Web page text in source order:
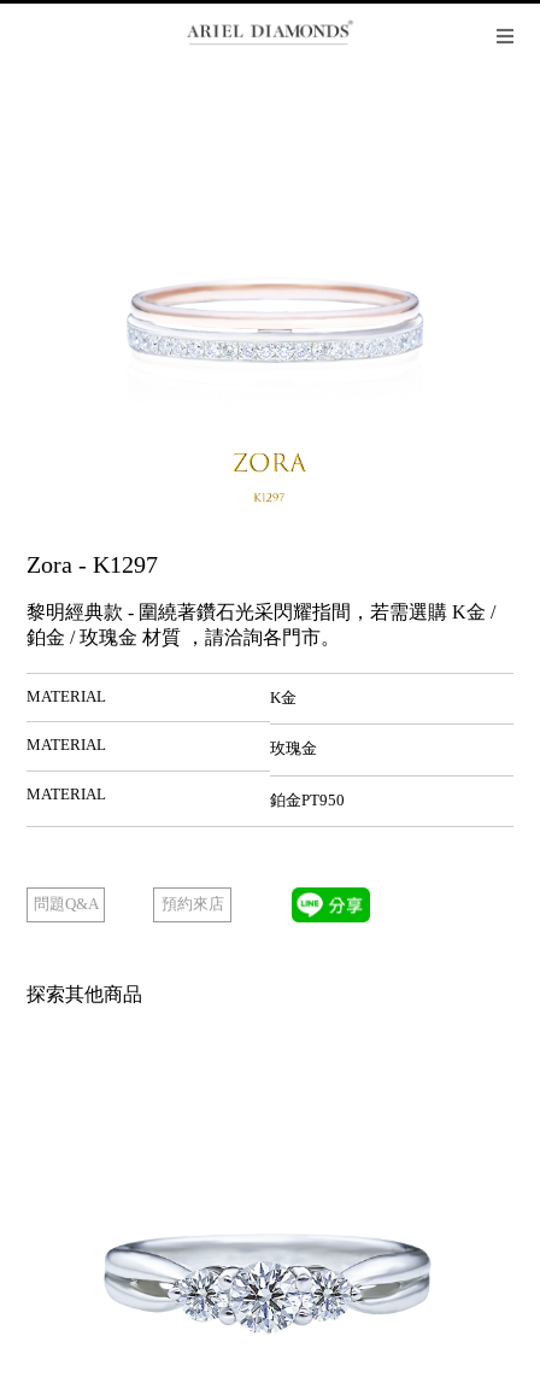
Zora - K1297
黎明經典款 - 圍繞著鑽石光采閃耀指間，若需選購 K金 /
鉑金 / 玫瑰金 材質 ，請洽詢各門市。
MATERIAL K金
MATERIAL 玫瑰金
MATERIAL 鉑金PT950
問題Q&A 預約來店
探索其他商品